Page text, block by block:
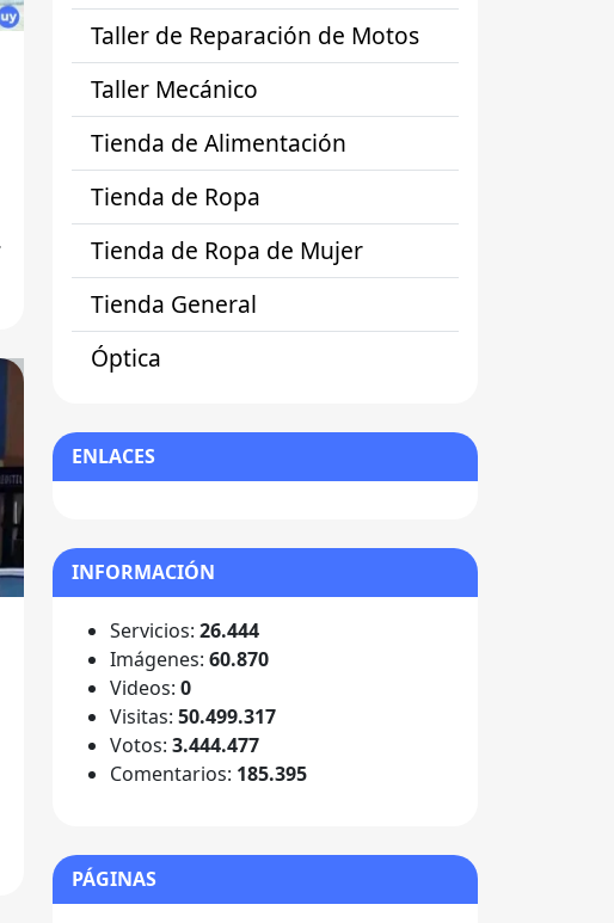
Taller de Reparación de Motos
Taller Mecánico
Tienda de Alimentación
Tienda de Ropa
Tienda de Ropa de Mujer
Tienda General
Óptica
ENLACES
INFORMACIÓN
Servicios: 26.444
Imágenes: 60.870
Videos: 0
Visitas: 50.499.317
Votos: 3.444.477
Comentarios: 185.395
PÁGINAS